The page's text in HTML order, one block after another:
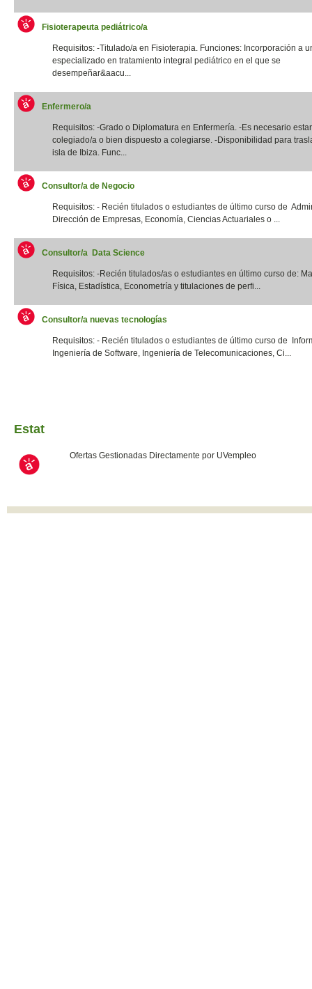
Fisioterapeuta pediátrico/a
Requisitos: -Titulado/a en Fisioterapia. Funciones: Incorporación a
especializado en tratamiento integral pediátrico en el que se
desempeñar&aacu...
Enfermero/a
Requisitos: -Grado o Diplomatura en Enfermería. -Es necesario estar
colegiado/a o bien dispuesto a colegiarse. -Disponibilidad para
isla de Ibiza. Func...
Consultor/a de Negocio
Requisitos: - Recién titulados o estudiantes de último curso de
Dirección de Empresas, Economía, Ciencias Actuariales o ...
Consultor/a Data Science
Requisitos: -Recién titulados/as o estudiantes en último curso de:
Física, Estadística, Econometría y titulaciones de perfi...
Consultor/a nuevas tecnologías
Requisitos: - Recién titulados o estudiantes de último curso de
Ingeniería de Software, Ingeniería de Telecomunicaciones, Ci...
Estat
Ofertas Gestionadas Directamente por UVempleo